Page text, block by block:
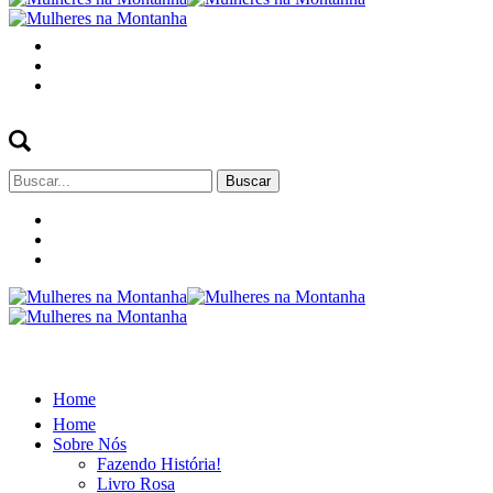
Buscar
por:
Home
Home
Sobre Nós
Fazendo História!
Livro Rosa